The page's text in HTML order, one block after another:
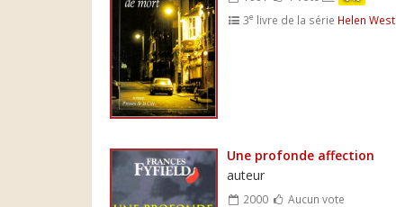
3e livre de la série Helen West
Une profonde affection
auteur
2000 Aucun vote